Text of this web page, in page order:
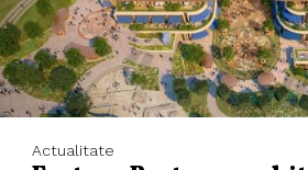
Actualitate